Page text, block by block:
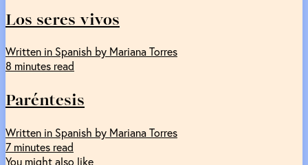
Los seres vivos
Written in Spanish by Mariana Torres
8 minutes read
Paréntesis
Written in Spanish by Mariana Torres
7 minutes read
You might also like